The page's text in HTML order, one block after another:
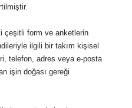
çeşitli form ve anketlerin
ilgili bir takım kişisel
telefon, adres veya e-posta
işin doğası gereği